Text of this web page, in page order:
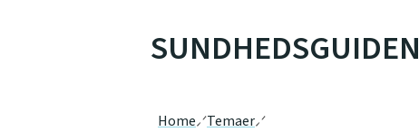
SUNDHEDSGUIDEN
Home Temaer